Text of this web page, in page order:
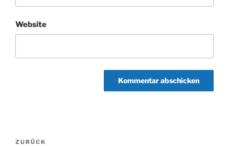
Website
Beitragsnavigation
Vorheriger
ZURÜCK